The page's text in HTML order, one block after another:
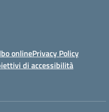
us/
onlinePrivacy Policy
di accessibilità